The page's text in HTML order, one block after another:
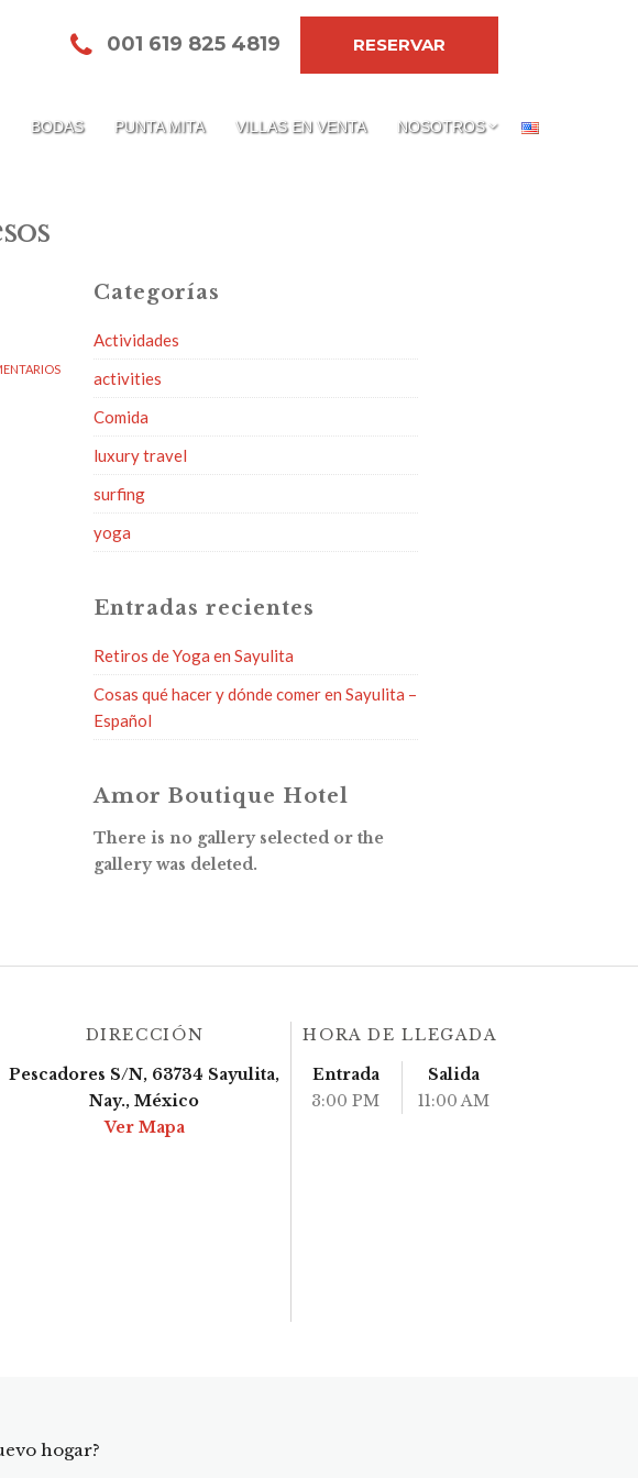
001 619 825 4819 RESERVAR
BODAS PUNTA MITA VILLAS EN VENTA NOSOTROS
Categorías
Actividades
activities
Comida
luxury travel
surfing
yoga
Entradas recientes
Retiros de Yoga en Sayulita
Cosas qué hacer y dónde comer en Sayulita –
Español
Amor Boutique Hotel
There is no gallery selected or the
gallery was deleted.
DIRECCIÓN
Pescadores S/N, 63734 Sayulita,
Nay., México
Ver Mapa
HORA DE LLEGADA
Entrada
3:00 PM
Salida
11:00 AM
hogar?